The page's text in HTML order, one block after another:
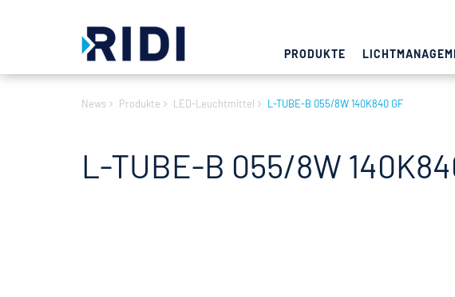
PRODUKTE
News Produkte LED-Leuchtmittel L-TUBE-B 055/8W 140K840 GF
L-TUBE-B 055/8W